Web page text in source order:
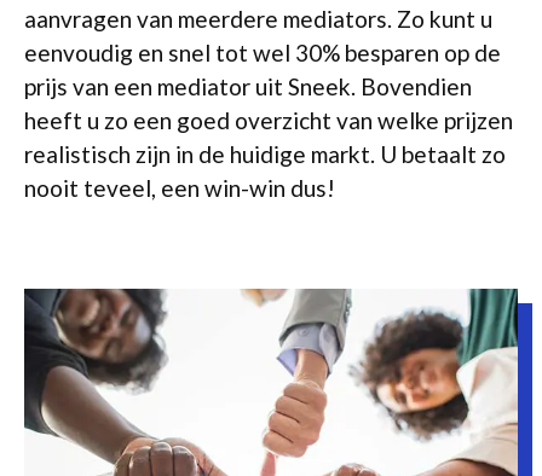
aanvragen van meerdere mediators. Zo kunt u
eenvoudig en snel tot wel 30% besparen op de
prijs van een mediator uit Sneek. Bovendien
heeft u zo een goed overzicht van welke prijzen
realistisch zijn in de huidige markt. U betaalt zo
nooit teveel, een win-win dus!